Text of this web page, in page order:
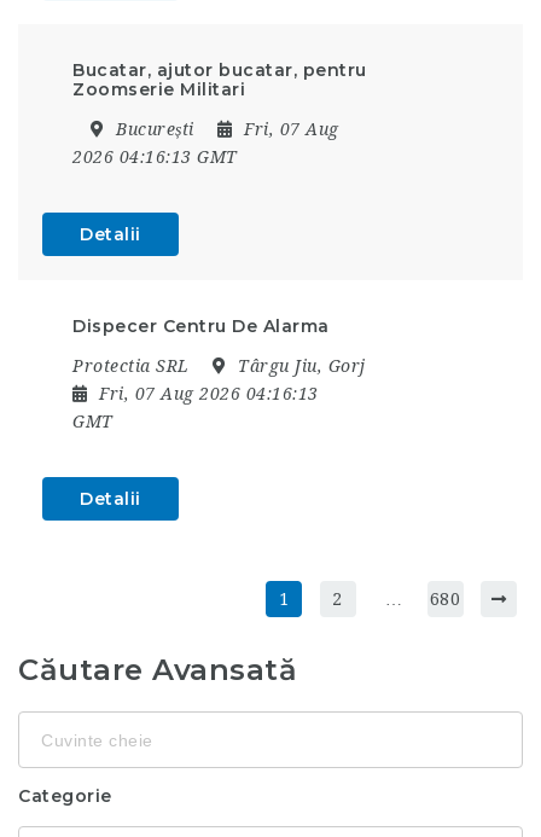
Bucatar, ajutor bucatar, pentru
Zoomserie Militari
București
Fri, 07 Aug
2026 04:16:13 GMT
Detalii
Dispecer Centru De Alarma
Protectia SRL
Târgu Jiu, Gorj
Fri, 07 Aug 2026 04:16:13
GMT
Detalii
1 2 … 680
Căutare Avansată
cheie
Categorie